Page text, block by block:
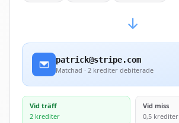
patrick@stripe.com
Matchad · 2 krediter debiterade
Vid träff
2 krediter
Vid miss
0,5 krediter